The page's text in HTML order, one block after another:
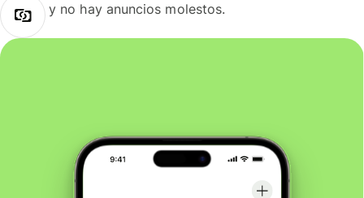
y no hay anuncios molestos.